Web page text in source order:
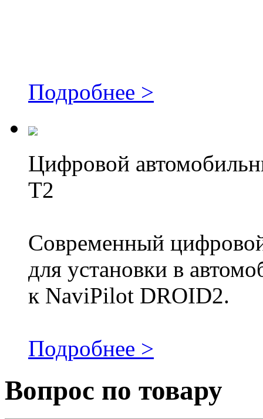
Подробнее >
Цифровой
T2
Современный
для установки в
к NaviPilot DROID2.
Подробнее >
Вопрос по товару